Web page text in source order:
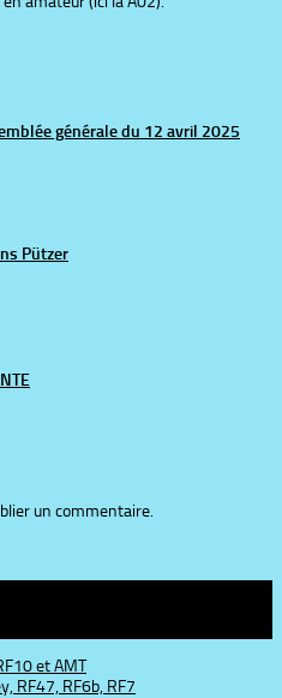
générale du 12 avril 2025
Pützer
un commentaire.
et AMT
RF47, RF6b, RF7